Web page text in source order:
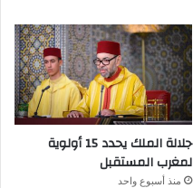
جلالة الملك يحدد 15 أولوية
لمغرب المستقبل
منذ أسبوع واحد